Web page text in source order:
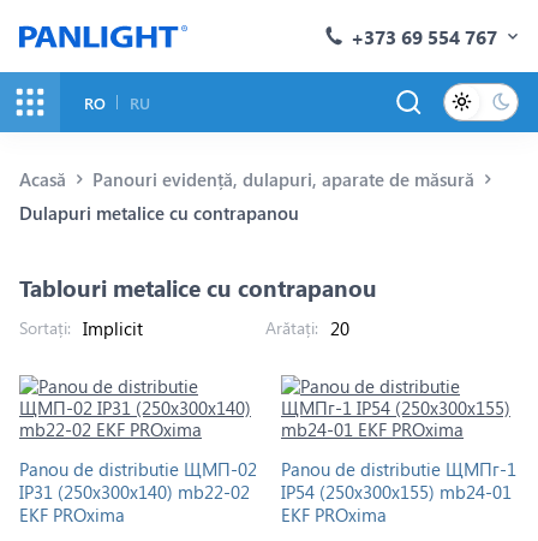
+373 69 554 767
RO RU
Acasă
Panouri evidență, dulapuri, aparate de măsură
Dulapuri metalice cu contrapanou
Tablouri metalice cu contrapanou
Sortați: Arătați:
Panou de distributie ЩМП-02
IP31 (250х300х140) mb22-02
EKF PROxima
Panou de distributie ЩМПг-1
IP54 (250х300х155) mb24-01
EKF PROxima